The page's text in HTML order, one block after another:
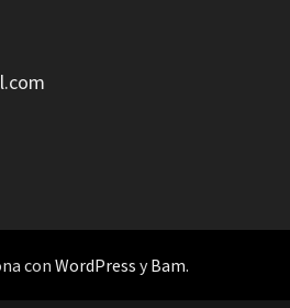
con WordPress yBam.